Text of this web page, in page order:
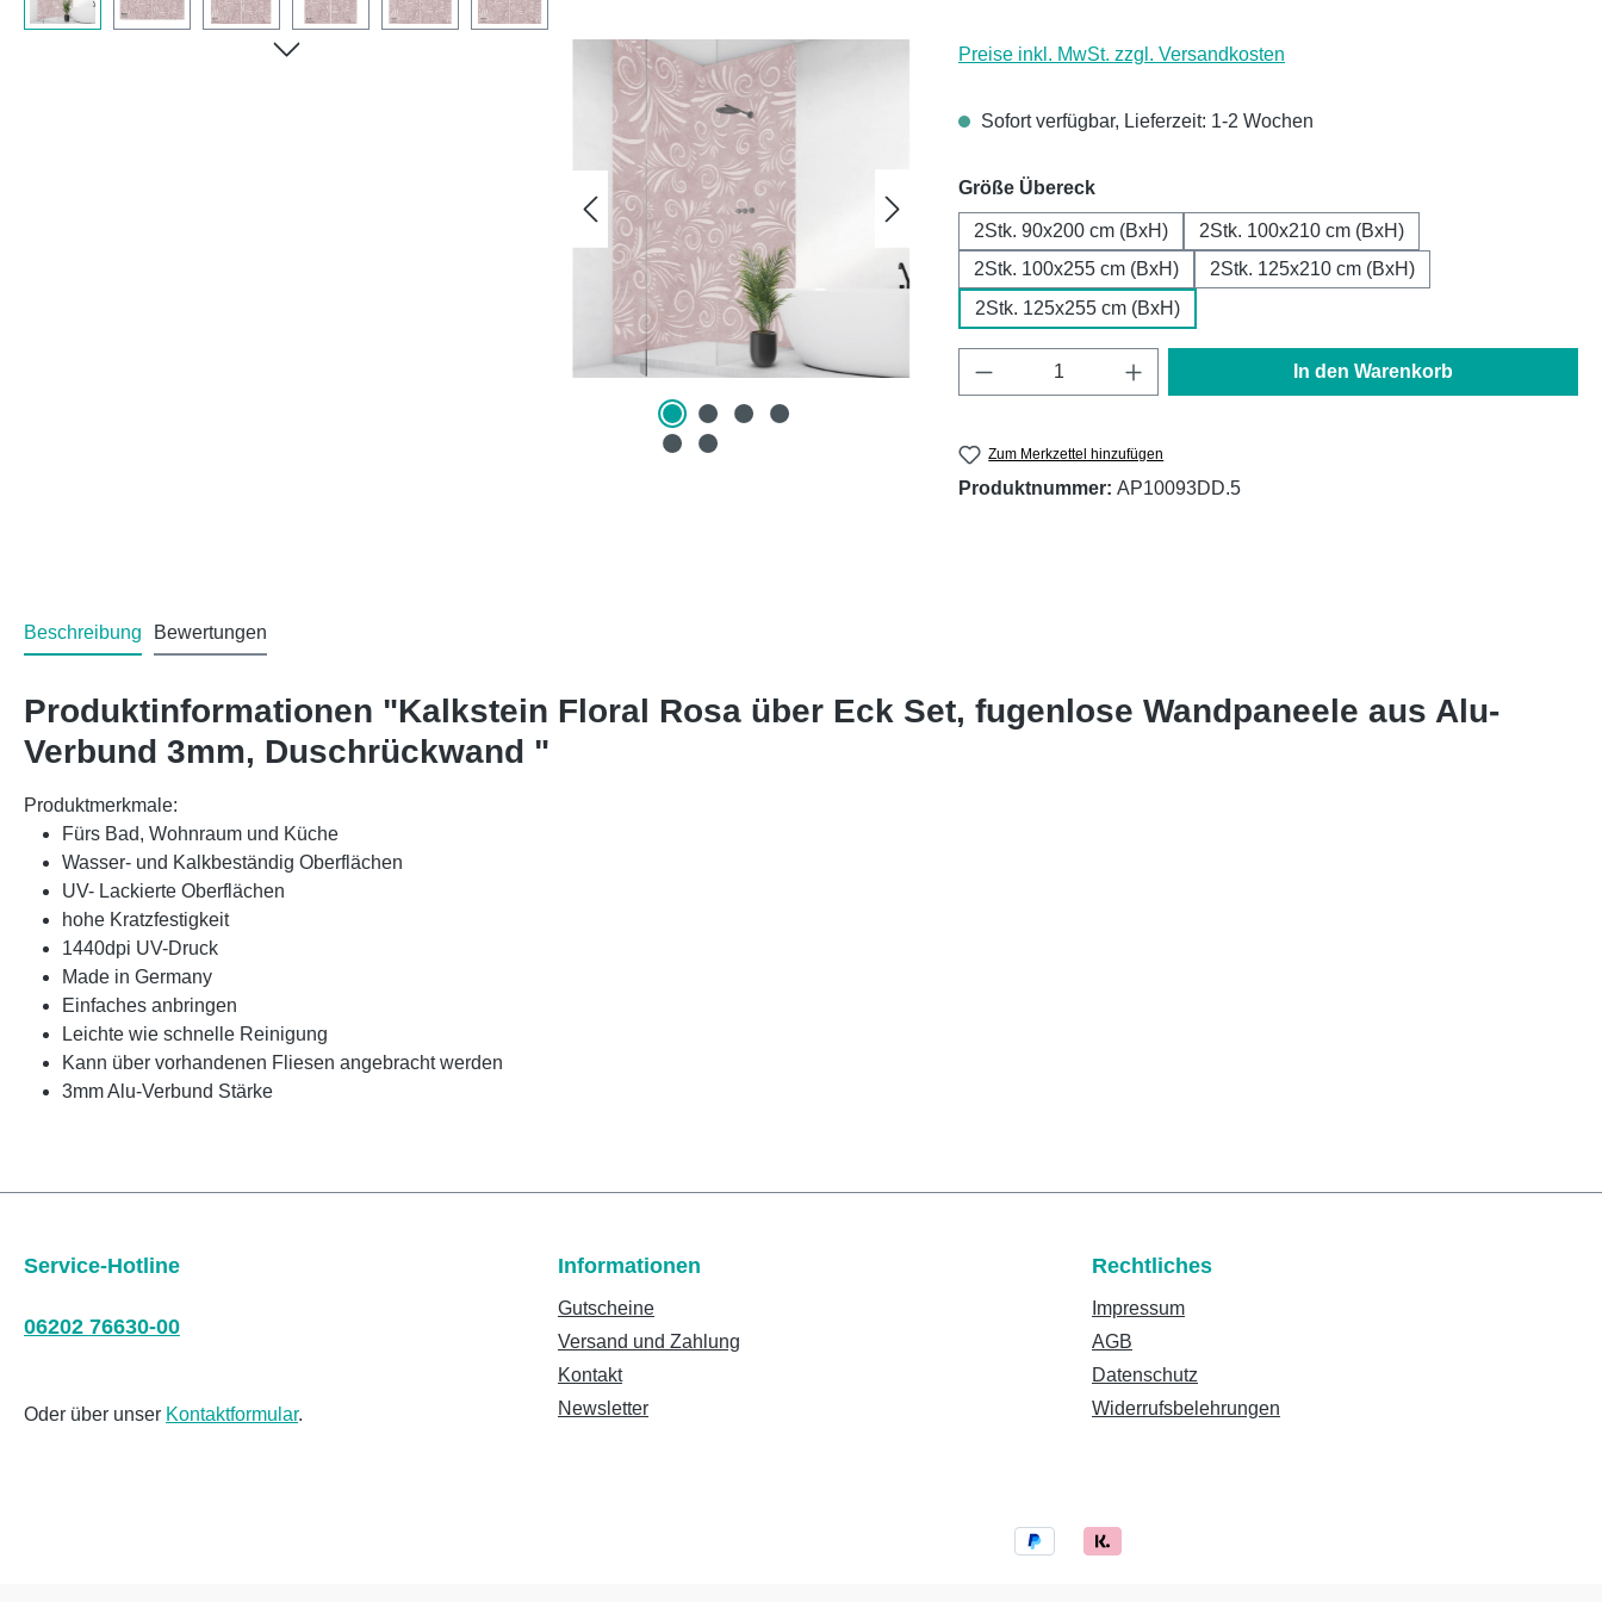
Preise inkl. MwSt. zzgl. Versandkosten
Sofort verfügbar, Lieferzeit: 1-2 Wochen
Größe Übereckauswählen
2Stk. 90x200 cm (BxH)
2Stk. 100x210 cm (BxH)
2Stk. 100x255 cm (BxH)
2Stk. 125x210 cm (BxH)
2Stk. 125x255 cm (BxH)
Produkt Anzahl: Gib den gewünschten Wert ein
In den Warenkorb
Zum Merkzettel hinzufügen
Produktnummer: AP10093DD.5
Beschreibung Bewertungen
Produktinformationen "Kalkstein Floral Rosa über Eck Set, fugenlose Wandpaneele aus Alu-
Verbund 3mm, Duschrückwand "
Produktmerkmale:
Fürs Bad, Wohnraum und Küche
Wasser- und Kalkbeständig Oberflächen
UV- Lackierte Oberflächen
hohe Kratzfestigkeit
1440dpi UV-Druck
Made in Germany
Einfaches anbringen
Leichte wie schnelle Reinigung
Kann über vorhandenen Fliesen angebracht werden
3mm Alu-Verbund Stärke
Service-Hotline
06202 76630-00
Oder über unser Kontaktformular.
Informationen
Gutscheine
Versand und Zahlung
Kontakt
Newsletter
Rechtliches
Impressum
AGB
Datenschutz
Widerrufsbelehrungen